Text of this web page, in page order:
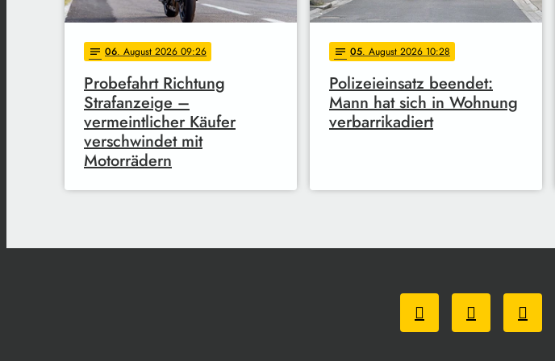
notes 06. August 2026 09:26
Probefahrt Richtung
Strafanzeige –
vermeintlicher Käufer
verschwindet mit
Motorrädern
notes 05. August 2026 10:28
Polizeieinsatz beendet:
Mann hat sich in Wohnung
verbarrikadiert